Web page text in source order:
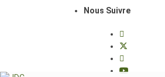
Nous Suivre